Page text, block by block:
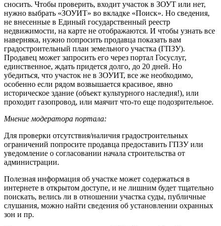
сносить. Чтобы проверить, входит участок в ЗОУТ или нет,
нужно выбрать «ЗОУИТ» во вкладке «Поиск». Но сведения,
не внесенные в Единый государственный реестр
недвижимости, на карте не отображаются. И чтобы узнать все
наверняка, нужно попросить продавца показать вам
градостроительный план земельного участка (ГПЗУ).
Продавец может запросить его через портал Госуслуг,
единственное, ждать придется долго, до 20 дней. Но
убедиться, что участок не в ЗОУИТ, все же необходимо,
особенно если рядом возвышается красивое, явно
историческое здание (объект культурного наследия!), или
проходит газопровод, или маячит что-то еще подозрительное.
Мнение модератора портала:
Для проверки отсутствия/наличия градостроительных
ограничений попросите продавца предоставить ГПЗУ или
уведомление о согласовании начала строительства от
администрации.
Полезная информация об участке может содержаться в
интернете в открытом доступе, и не лишним будет тщательно
поискать, велись ли в отношении участка суды, публичные
слушания, можно найти сведения об установлении охранных
зон и пр.